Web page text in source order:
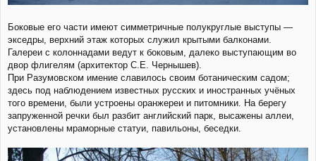
Боковые его части имеют симметричные полукруглые выступы —
экседры, верхний этаж которых служил крытыми балконами.
Галереи с колоннадами ведут к боковым, далеко выступающим во
двор флигелям (архитектор С.Е. Чернышев).
При Разумовском имение славилось своим ботаническим садом;
здесь под наблюдением известных русских и иностранных учёных
того времени, были устроены оранжереи и питомники. На берегу
запруженной речки был разбит английский парк, высажены аллеи,
установлены мраморные статуи, павильоны, беседки.